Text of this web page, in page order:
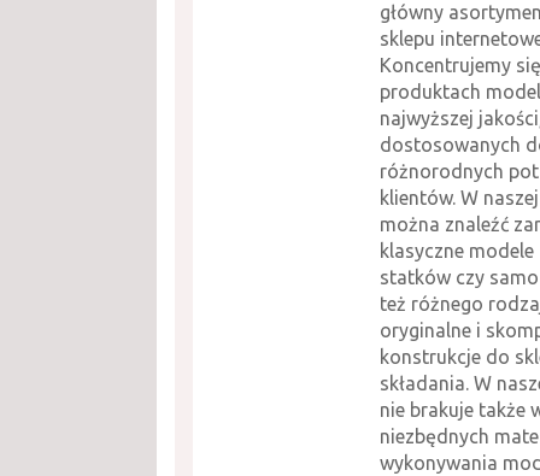
główny
sklepu
Koncentrujemy
produktach
najwyższej
dostosowanych
różnorodnych
klientów. W
można znaleźć
klasyczne modele
statków czy
też różnego
oryginalne i
konstrukcje do
składania. W
nie brakuje także
niezbędnych
wykonywania